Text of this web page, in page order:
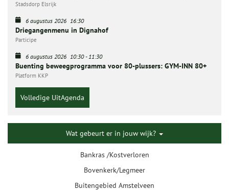
Stadsdorp Elsrijk
6 augustus 2026 16:30
Driegangenmenu in Dignahof
Participe
6 augustus 2026 10:30-11:30
Buenting beweegprogramma voor 80-plussers: GYM-INN 80+
Platform KKP
Volledige UitAgenda
Wat gebeurt er in jouw wijk?
Bankras /Kostverloren
Bovenkerk/Legmeer
Buitengebied Amstelveen